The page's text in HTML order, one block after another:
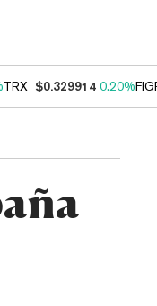
TRX $0.329914 0.20%